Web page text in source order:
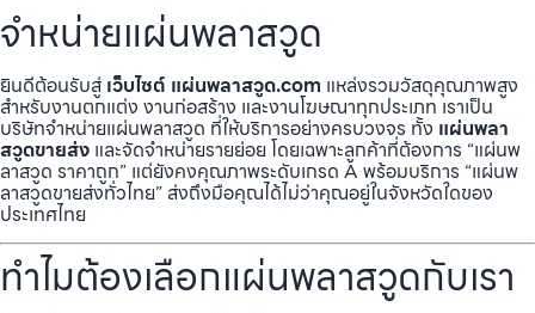
จำหน่ายแผ่นพลาสวูด
ยินดีต้อนรับสู่ เว็บไซต์ แผ่นพลาสวูด.com แหล่งรวมวัสดุคุณภาพสูง
สำหรับงานตกแต่ง งานก่อสร้าง และงานโฆษณาทุกประเภท เราเป็น
บริษัทจำหน่ายแผ่นพลาสวูด ที่ให้บริการอย่างครบวงจร ทั้ง แผ่นพลา
สวูดขายส่ง และจัดจำหน่ายรายย่อย โดยเฉพาะลูกค้าที่ต้องการ “แผ่นพ
ลาสวูด ราคาถูก” แต่ยังคงคุณภาพระดับเกรด A พร้อมบริการ “แผ่นพ
ลาสวูดขายส่งทั่วไทย” ส่งถึงมือคุณได้ไม่ว่าคุณอยู่ในจังหวัดใดของ
ประเทศไทย
ทำไมต้องเลือกแผ่นพลาสวูดกับเรา